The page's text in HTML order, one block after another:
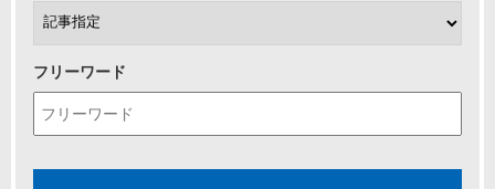
フリーワード